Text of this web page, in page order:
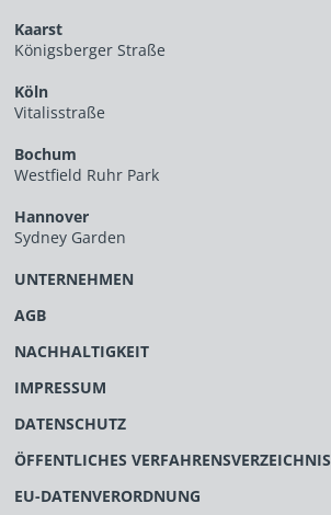
Kaarst
Königsberger Straße
Köln
Vitalisstraße
Bochum
Westfield Ruhr Park
Hannover
Sydney Garden
UNTERNEHMEN
AGB
NACHHALTIGKEIT
IMPRESSUM
DATENSCHUTZ
ÖFFENTLICHES VERFAHRENSVERZEICHNIS
EU-DATENVERORDNUNG